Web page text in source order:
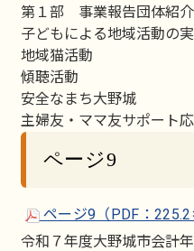
第１部 事業報告団体紹介
子どもによる地域活動の
地域猫活動
傾聴活動
安全なまち大野城
主婦友・ママ友サポート
ページ9
ページ9（PDF：225.2
令和７年度大野城市会計